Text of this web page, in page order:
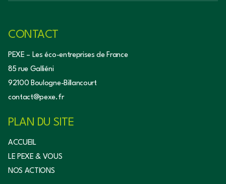
CONTACT
PEXE – Les éco-entreprises de France
85 rue Galliéni
92100 Boulogne-Billancourt
contact@pexe.fr
PLAN DU SITE
ACCUEIL
LE PEXE & VOUS
NOS ACTIONS